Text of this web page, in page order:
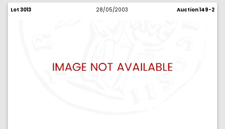
Lot 3013 28/05/2003 Auction 149-2